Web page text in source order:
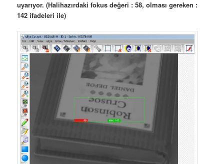
uyarıyor. (Halihazırdaki fokus değeri : 58, olması gereken :
142 ifadeleri ile)